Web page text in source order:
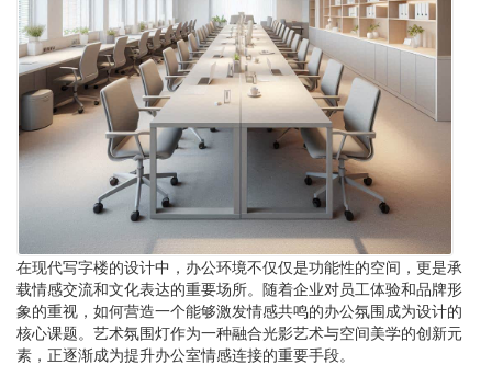
在现代写字楼的设计中，办公环境不仅仅是功能性的空间，更是承
载情感交流和文化表达的重要场所。随着企业对员工体验和品牌形
象的重视，如何营造一个能够激发情感共鸣的办公氛围成为设计的
核心课题。艺术氛围灯作为一种融合光影艺术与空间美学的创新元
素，正逐渐成为提升办公室情感连接的重要手段。